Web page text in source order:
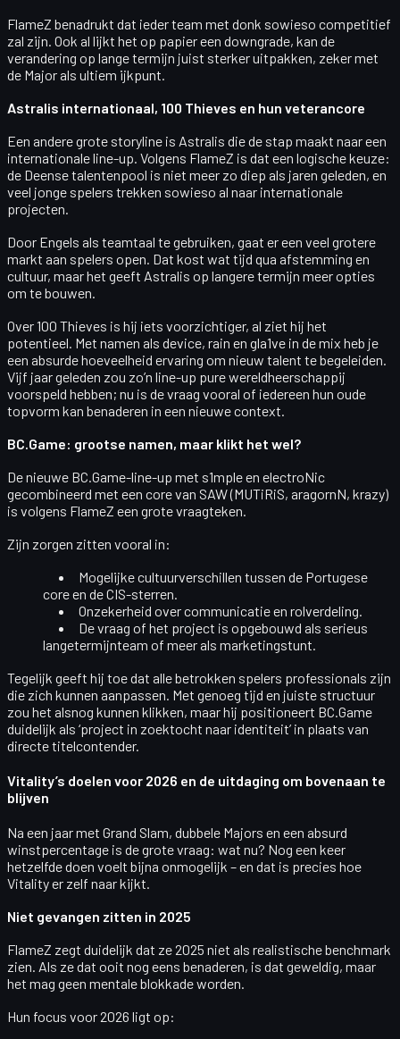
FlameZ benadrukt dat ieder team met donk sowieso competitief
zal zijn. Ook al lijkt het op papier een downgrade, kan de
verandering op lange termijn juist sterker uitpakken, zeker met
de Major als ultiem ijkpunt.
Astralis internationaal, 100 Thieves en hun veterancore
Een andere grote storyline is Astralis die de stap maakt naar een
internationale line-up. Volgens FlameZ is dat een logische keuze:
de Deense talentenpool is niet meer zo diep als jaren geleden, en
veel jonge spelers trekken sowieso al naar internationale
projecten.
Door Engels als teamtaal te gebruiken, gaat er een veel grotere
markt aan spelers open. Dat kost wat tijd qua afstemming en
cultuur, maar het geeft Astralis op langere termijn meer opties
om te bouwen.
Over100 Thieves is hij iets voorzichtiger, al ziet hij het
potentieel. Met namen als device, rain en gla1ve in de mix heb je
een absurde hoeveelheid ervaring om nieuw talent te begeleiden.
Vijf jaar geleden zou zo’n line-up pure wereldheerschappij
voorspeld hebben; nu is de vraag vooral of iedereen hun oude
topvorm kan benaderen in een nieuwe context.
BC.Game: grootse namen, maar klikt het wel?
De nieuwe BC.Game-line-up met s1mpleen electroNic
gecombineerd met een core van SAW(MUTiRiS, aragornN, krazy)
is volgens FlameZ een grote vraagteken.
Zijn zorgen zitten vooral in:
Mogelijkecultuurverschillen tussen de Portugese
core en de CIS-sterren.
Onzekerheid over communicatie en rolverdeling.
De vraag of het project is opgebouwd als serieus
langetermijnteam of meer als marketingstunt.
Tegelijk geeft hij toe dat alle betrokken spelers professionals zijn
die zich kunnen aanpassen. Met genoeg tijd en juiste structuur
zou het alsnog kunnen klikken, maar hij positioneert BC.Game
duidelijk als ‘project in zoektocht naar identiteit’ in plaats van
directe titelcontender.
Vitality’s doelen voor 2026 en de uitdaging om bovenaan te
blijven
Na een jaar met Grand Slam, dubbele Majors en een absurd
winstpercentage is de grote vraag: wat nu? Nog een keer
hetzelfde doen voelt bijna onmogelijk – en dat is precies hoe
Vitality er zelf naar kijkt.
Niet gevangen zitten in 2025
FlameZ zegt duidelijk dat ze 2025 niet als realistische benchmark
zien. Als ze dat ooit nog eens benaderen, is dat geweldig, maar
het mag geen mentale blokkade worden.
Hun focus voor 2026 ligt op: